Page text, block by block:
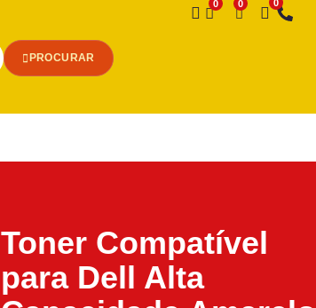
PROCURAR
Desejo
Toner Compatível
para Dell Alta